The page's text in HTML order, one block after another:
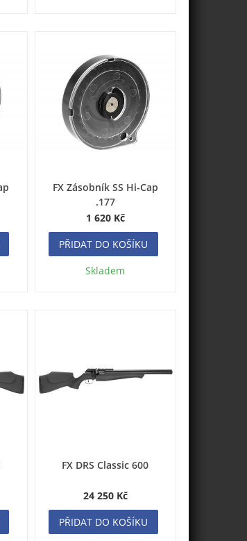
FX Zásobník SS Hi-Cap
.177
1 620 Kč
PŘIDAT DO KOŠÍKU
Skladem
FX DRS Classic 600
24 250 Kč
PŘIDAT DO KOŠÍKU